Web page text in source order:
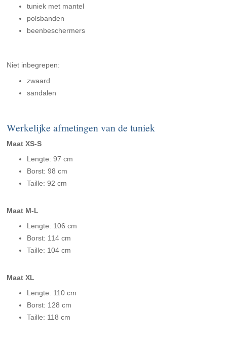
tuniek met mantel
polsbanden
beenbeschermers
Niet inbegrepen:
zwaard
sandalen
Werkelijke afmetingen van de tuniek
Maat XS-S
Lengte: 97 cm
Borst: 98 cm
Taille: 92 cm
Maat M-L
Lengte: 106 cm
Borst: 114 cm
Taille: 104 cm
Maat XL
Lengte: 110 cm
Borst: 128 cm
Taille: 118 cm